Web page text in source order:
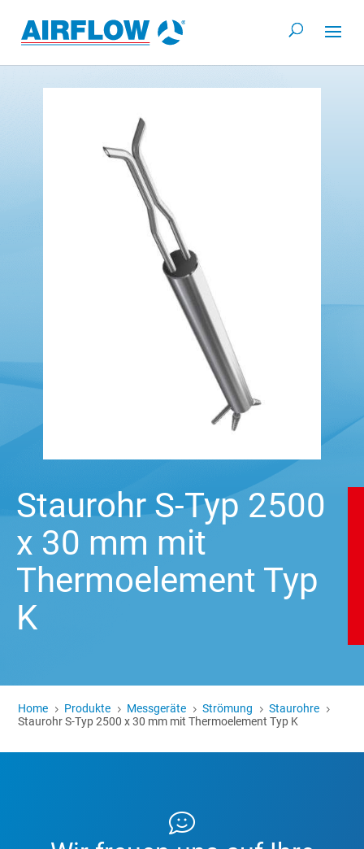
Staurohr S-Typ 2500
x 30 mm mit
Thermoelement Typ
K
Home 5 Produkte 5 Messgeräte 5 Strömung 5 Staurohre 5
Staurohr S-Typ 2500 x 30 mm mit Thermoelement Typ K